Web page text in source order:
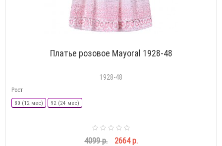
Платье розовое Mayoral 1928-48
1928-48
Рост
80 (12 мес) 92 (24 мес)
4099 р. 2664 р.